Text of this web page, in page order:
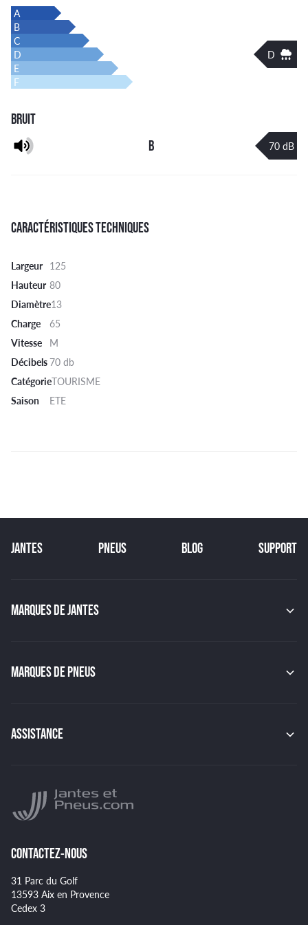
A
B
C
D
D
E
F
BRUIT
B
70 dB
CARACTÉRISTIQUES TECHNIQUES
Largeur 125
Hauteur 80
Diamètre13
Charge
65
Vitesse M
Décibels70 db
CatégorieTOURISME
Saison
ETE
JANTES PNEUS BLOG SUPPORT
MARQUES DE JANTES
GMP
JAPAN RACING
BBS
MARQUES DE PNEUS
PIRELLI
HANKOOK
GOODYEAR
ASSISTANCE
Montage et démontage de vos pneus
Spécificités pour certains pneus
CONTACTEZ-NOUS
31 Parc du Golf
13593 Aix en Provence
Cedex 3